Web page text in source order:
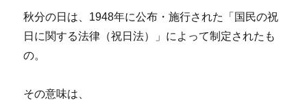
秋分の日は、1948年に公布・施行された「国民の祝
日に関する法律（祝日法）」によって制定されたも
の。
その意味は、